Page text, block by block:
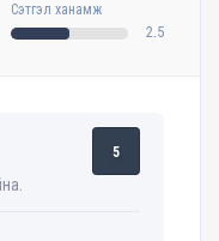
Сэтгэл ханамж
2.5
5